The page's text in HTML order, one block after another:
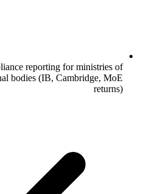
reporting for ministries of
bodies (IB, Cambridge, MoE
returns)